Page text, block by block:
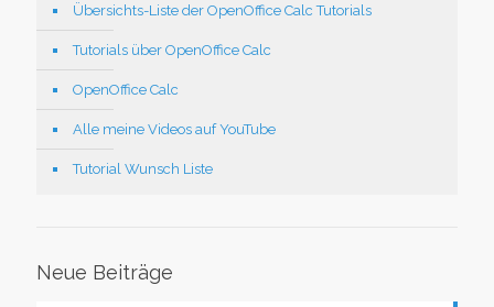
Übersichts-Liste der OpenOffice Calc Tutorials
Tutorials über OpenOffice Calc
OpenOffice Calc
Alle meine Videos auf YouTube
Tutorial Wunsch Liste
Neue Beiträge